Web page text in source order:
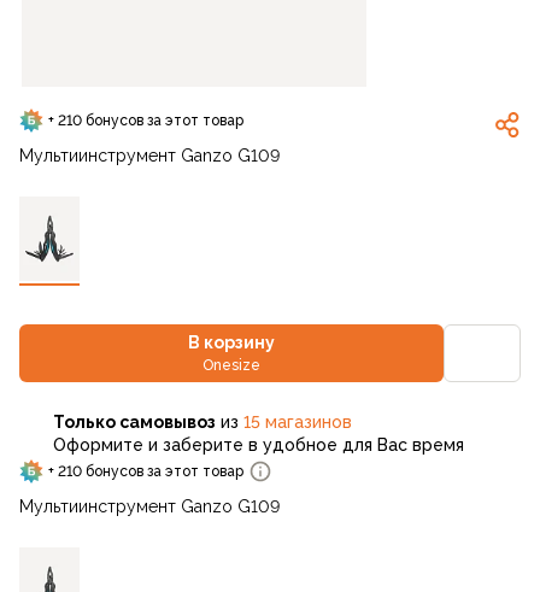
+ 210 бонусов за этот товар
Мультиинструмент Ganzo G109
В корзину
Onesize
Только самовывоз из 15 магазинов
Оформите и заберите в удобное для Вас время
+ 210 бонусов за этот товар
Мультиинструмент Ganzo G109